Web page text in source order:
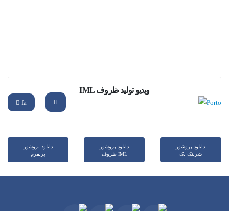
fa
ویدیو تولید ظروف IML
دانلود بروشور
پریفرم
دانلود بروشور
ظروف IML
دانلود بروشور
شرینک پک